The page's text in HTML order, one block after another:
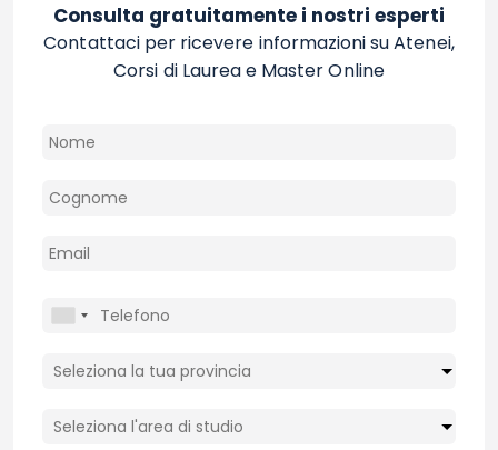
Consulta gratuitamente i nostri esperti
Contattaci per ricevere informazioni su Atenei,
Corsi di Laurea e Master Online